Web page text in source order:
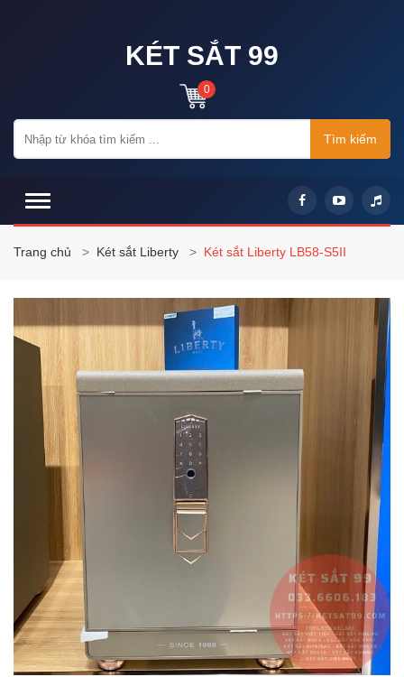
KÉT SẮT 99
0
Tìm kiếm
Trang chủ Két sắt Liberty Két sắt Liberty LB58-S5II